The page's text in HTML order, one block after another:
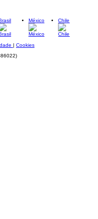
México Chile
| Cookies